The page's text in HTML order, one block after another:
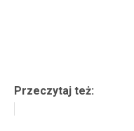
Przeczytaj też: